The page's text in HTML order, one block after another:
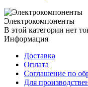
Электрокомпоненты
В этой категории нет
Информация
Доставка
Оплата
Соглашение по
Для